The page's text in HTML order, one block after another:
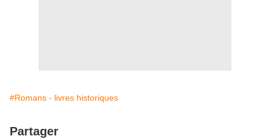
#Romans - livres historiques
Partager